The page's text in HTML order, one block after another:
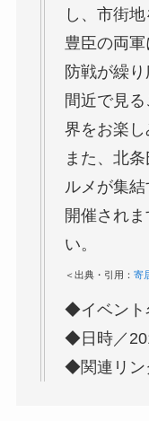
し、市街
豊臣の両
防戦が繰り
間近で見
界をお楽し
また、北
ルメが集
開催され
い。
＜出典・引用： 寄
◆イベント
◆日時／
◆関連リン